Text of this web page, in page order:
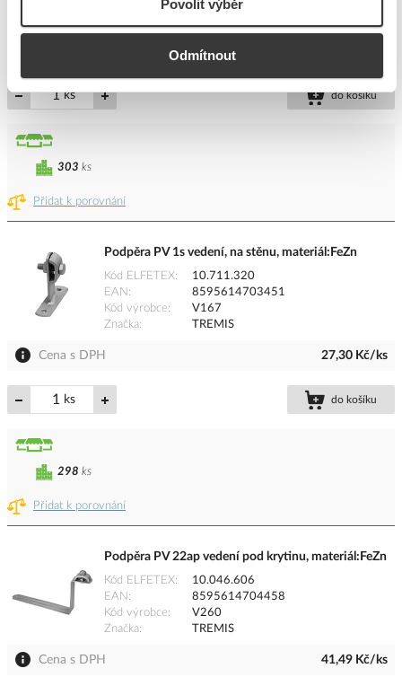
Povolit výběr
Odmítnout
Kód výrobce
V177
ks do košíku
Přidat k porovnání
303 ks
Podpěra PV 1s vedení, na stěnu, materiál:FeZn
Kód ELFETEX
10.711.320
EAN
8595614703451
Kód výrobce
V167
Značka
TREMIS
Cena s DPH 27,30 Kč/ks
ks do košíku
Přidat k porovnání
298 ks
Podpěra PV 22ap vedení pod krytinu, materiál:FeZn
Kód ELFETEX
10.046.606
EAN
8595614704458
Kód výrobce
V260
Značka
TREMIS
Cena s DPH 41,49 Kč/ks